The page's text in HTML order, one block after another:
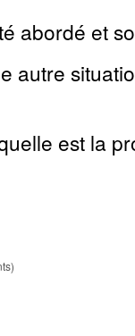
abordé et
autre
est la